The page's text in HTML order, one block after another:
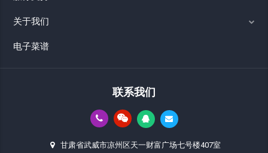
关于我们
电子菜谱
联系我们
甘肃省武威市凉州区天一财富广场七号楼407室